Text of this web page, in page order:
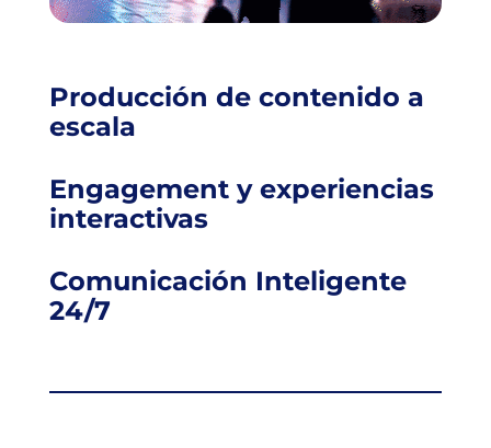
Producción de contenido a
escala
Engagement y experiencias
interactivas
Comunicación Inteligente
24/7